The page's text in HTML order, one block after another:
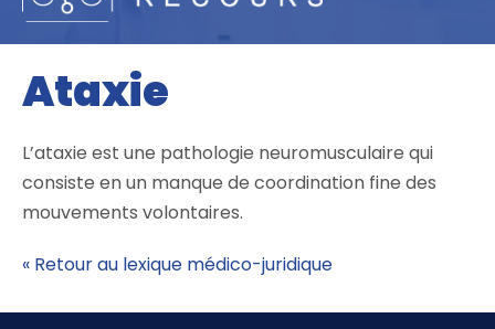
Ataxie
L’ataxie est une pathologie neuromusculaire qui
consiste en un manque de coordination fine des
mouvements volontaires.
« Retour au lexique médico-juridique